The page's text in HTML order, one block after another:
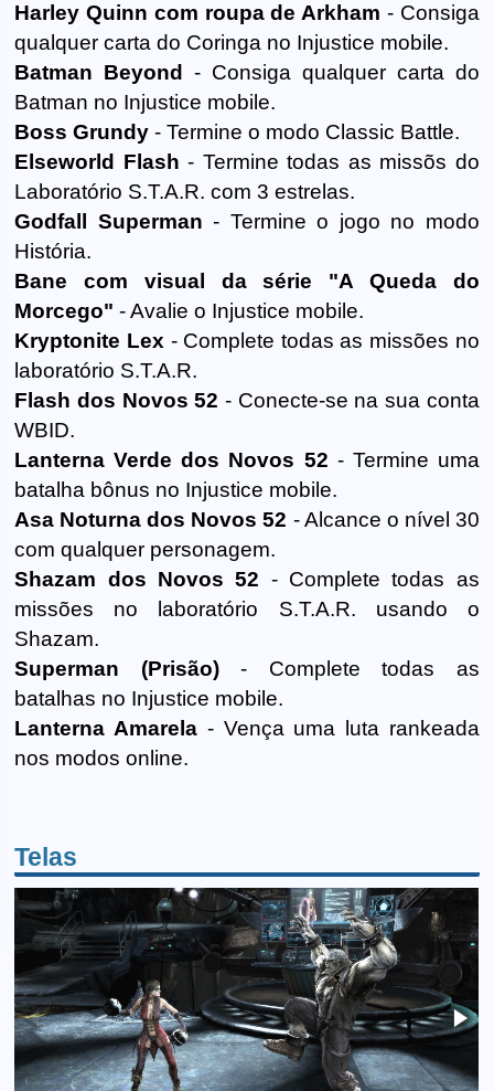
Harley Quinn com roupa de Arkham - Consiga
qualquer carta do Coringa no Injustice mobile.
Batman Beyond
- Consiga qualquer carta do
Batman no Injustice mobile.
Boss Grundy - Termine o modo Classic Battle.
Elseworld Flash - Termine todas as missõs do
Laboratório S.T.A.R. com 3 estrelas.
Godfall Superman - Termine o jogo no modo
História.
Bane com visual da série "A Queda do
Morcego" - Avalie o Injustice mobile.
Kryptonite Lex - Complete todas as missões no
laboratório S.T.A.R.
Flash dos Novos 52 - Conecte-se na sua conta
WBID.
Lanterna Verde dos Novos 52 - Termine uma
batalha bônus no Injustice mobile.
Asa Noturna dos Novos 52 - Alcance o nível 30
com qualquer personagem.
Shazam dos Novos 52 - Complete todas as
missões no laboratório S.T.A.R. usando o
Shazam.
Superman (Prisão)- Complete todas as
batalhas no Injustice mobile.
Lanterna Amarela - Vença uma luta rankeada
nos modos online.
Telas